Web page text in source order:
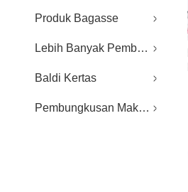
Produk Bagasse
Lebih Banyak Pembungkusan Makanan
Baldi Kertas
Pembungkusan Makanan Plastik